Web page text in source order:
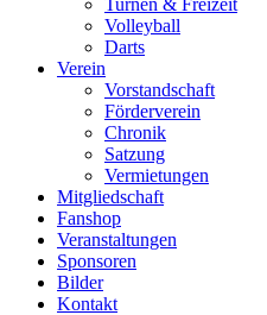
Turnen & Freizeit
Volleyball
Darts
Verein
Vorstandschaft
Förderverein
Chronik
Satzung
Vermietungen
Mitgliedschaft
Fanshop
Veranstaltungen
Sponsoren
Bilder
Kontakt